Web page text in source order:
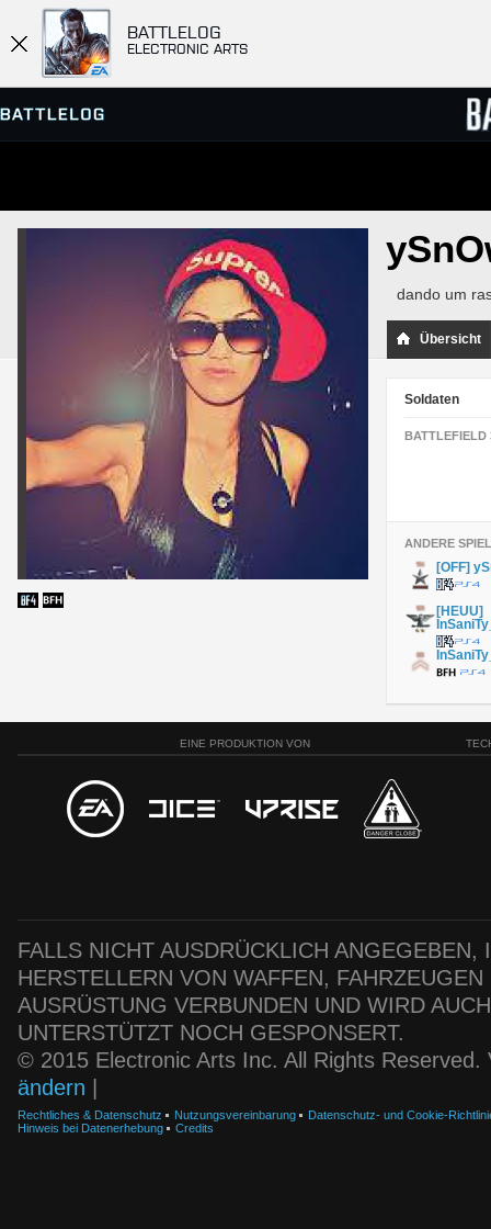
BATTLELOG
ELECTRONIC ARTS
SERVER-BROWSER
dando um
Übersicht
Soldaten
BATTLEFIELD
ANDERE
[OFF]
[HEUU]
EINE PRODUKTION VON
FALLS NICHT AUSDRÜCKLICH
HERSTELLERN VON WAFFEN,
AUSRÜSTUNG VERBUNDEN UND WIRD
UNTERSTÜTZT NOCH GESPONSERT.
© 2015 Electronic Arts Inc. All Rights
ändern
Rechtliches & Datenschutz Nutzungsvereinbarung
Datenschutz- und Cookie-
Hinweis bei Datenerhebung
Credits